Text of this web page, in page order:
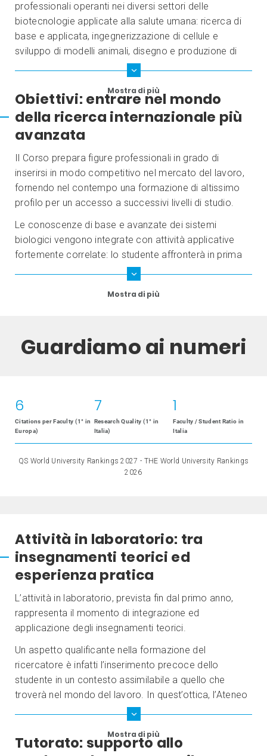
professionali operanti nei diversi settori delle
biotecnologie applicate alla salute umana: ricerca di
base e applicata, ingegnerizzazione di cellule e
sviluppo di modelli animali, disegno e produzione di
vettori per terapia genica, disegno, produzione e
controllo di farmaci biotecnologici, ormoni e vaccini,
produzione e controllo di prodotti naturali bioattivi.
Mostra di più
Obiettivi: entrare nel mondo
della ricerca internazionale più
avanzata
Il Corso prepara figure professionali in grado di
inserirsi in modo competitivo nel mercato del lavoro,
fornendo nel contempo una formazione di altissimo
profilo per un accesso a successivi livelli di studio.
Le conoscenze di base e avanzate dei sistemi
biologici vengono integrate con attività applicative
fortemente correlate: lo studente affronterà in prima
persona le principali tecniche preparative e analitiche
nell’ambito di un progetto sperimentale che si svolge
nel corso del triennio ed è assimilabile all’attività di
Mostra di più
Guardiamo ai numeri
6
Citations per Faculty​ (1° in
Europa)
7
Research Quality (1° in
Italia)
1
Faculty / Student Ratio in
Italia
QS World University Rankings 2027 - THE World University Rankings
2026​
Attività in laboratorio: tra
insegnamenti teorici ed
esperienza pratica
L’attività in laboratorio, prevista fin dal primo anno,
rappresenta il momento di integrazione ed
applicazione degli insegnamenti teorici.
Un aspetto qualificante nella formazione del
ricercatore è infatti l’inserimento precoce dello
studente in un contesto assimilabile a quello che
troverà nel mondo del lavoro. In quest’ottica, l’Ateneo
ha allestito un laboratorio progettato per dare la
possibilità al singolo studente di lavorare in modo
indipendente, sotto la guida di docenti e tutori.
Mostra di più
Tutorato: supporto allo